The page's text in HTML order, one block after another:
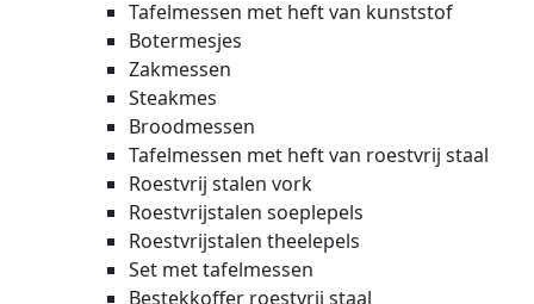
Tafelmessen met heft van kunststof
Botermesjes
Zakmessen
Steakmes
Broodmessen
Tafelmessen met heft van roestvrij staal
Roestvrij stalen vork
Roestvrijstalen soeplepels
Roestvrijstalen theelepels
Set met tafelmessen
Bestekkoffer roestvrij staal